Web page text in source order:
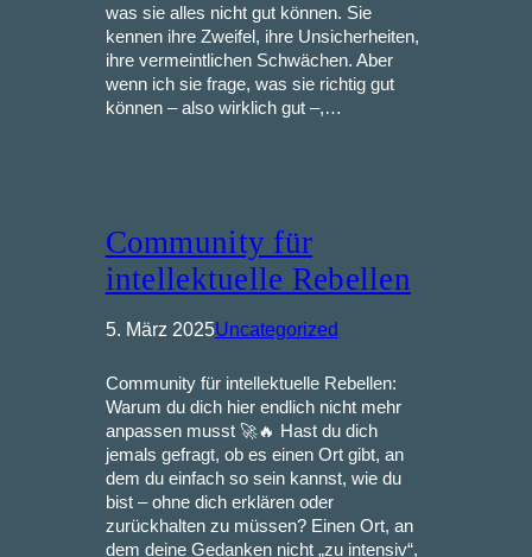
was sie alles nicht gut können. Sie
kennen ihre Zweifel, ihre Unsicherheiten,
ihre vermeintlichen Schwächen. Aber
wenn ich sie frage, was sie richtig gut
können – also wirklich gut –,…
Community für
intellektuelle Rebellen
5. März 2025Uncategorized
Community für intellektuelle Rebellen:
Warum du dich hier endlich nicht mehr
anpassen musst 🚀🔥 Hast du dich
jemals gefragt, ob es einen Ort gibt, an
dem du einfach so sein kannst, wie du
bist – ohne dich erklären oder
zurückhalten zu müssen? Einen Ort, an
dem deine Gedanken nicht „zu intensiv“,